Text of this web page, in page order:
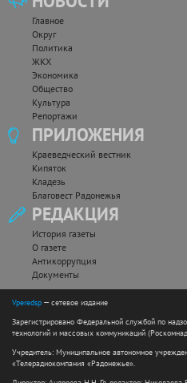
Главное
Округ
Политика
ЖКХ
Экономика
Общество
Культура
Репортажи
ПРИЛОЖЕНИЯ
Краеведческий вестник
Кипяток
Кладезь
Благовест Радонежья
РЕДАКЦИЯ
История газеты
О газете
Антикоррупция
Документы
Vperedsp — сетевое издание
Зарегистрировано Федеральной службой по
технологий и массовых коммуникаций
Учредитель: Муниципальное автономное
«Телерадиокомпания «Радонежье».